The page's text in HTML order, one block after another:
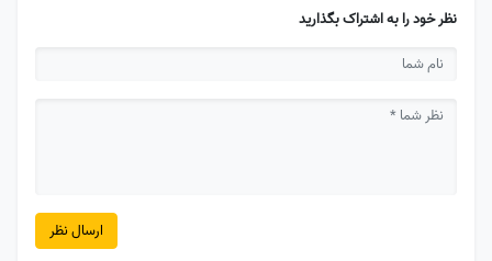
نظر خود را به اشتراک بگذارید
ارسال نظر